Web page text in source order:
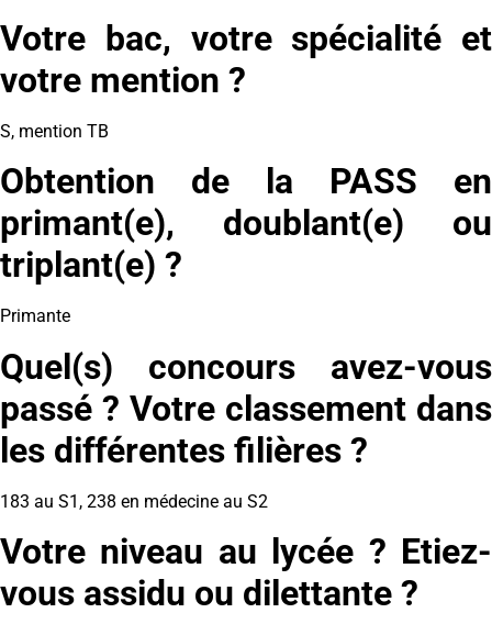
Votre bac, votre spécialité et
votre mention ?
S, mention TB
Obtention de la PASS en
primant(e), doublant(e) ou
triplant(e) ?
Primante
Quel(s) concours avez-vous
passé ? Votre classement dans
les différentes filières ?
183 au S1, 238 en médecine au S2
Votre niveau au lycée ? Etiez-
vous assidu ou dilettante ?